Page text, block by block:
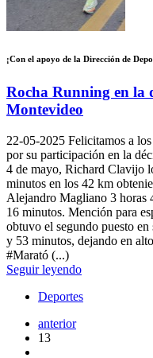
¡Con el apoyo de la Dirección de
Rocha Running en la
Montevideo
22-05-2025 Felicitamos a
por su participación en la
4 de mayo, Richard Clavijo
minutos en los 42 km
Alejandro Magliano 3 horas
16 minutos. Mención para
obtuvo el segundo puesto
y 53 minutos, dejando en
#Marató (...)
Seguir leyendo
Deportes
anterior
13